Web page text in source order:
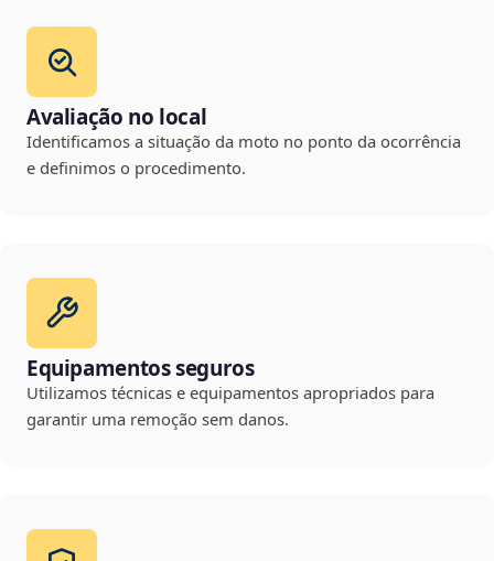
Avaliação no local
Identificamos a situação da moto no ponto da ocorrência
e definimos o procedimento.
Equipamentos seguros
Utilizamos técnicas e equipamentos apropriados para
garantir uma remoção sem danos.